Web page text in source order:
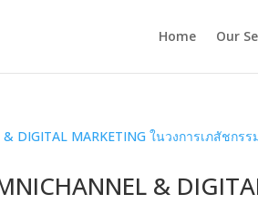
Home Our
&